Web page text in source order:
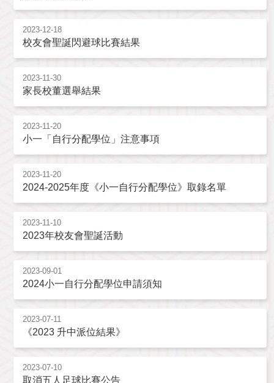
2023-12-18
校友會聖誕閃避球比賽結果
2023-11-30
家長校董選舉結果
2023-11-20
小一「自行分配學位」注意事項
2023-11-20
2024-2025年度《小一自行分配學位》取錄名單
2023-11-10
2023年校友會聖誕活動
2023-09-01
2024小一自行分配學位申請須知
2023-07-11
《2023 升中派位結果》
2023-07-10
取消五人足球比賽公告